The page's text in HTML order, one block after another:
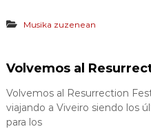
Musika zuzenean
Volvemos al
Volvemos al Resurrection
viajando a Viveiro siendo los
para los